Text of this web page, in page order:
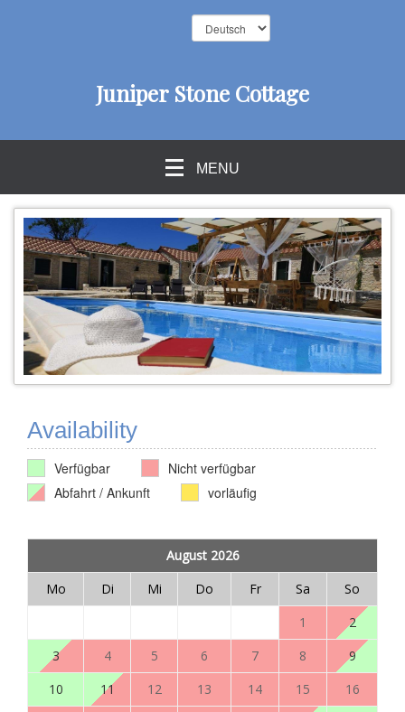
Juniper Stone Cottage
MENU
Availability
Verfügbar
Nicht verfügbar
Abfahrt / Ankunft
vorläufig
August 2026
Mo
Di Mi Do Fr Sa
So
1
2
3
4 5 6 7 8
9
10
11 12 13 14 15
16